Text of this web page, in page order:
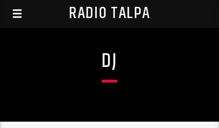
RADIO TALPA
DJ